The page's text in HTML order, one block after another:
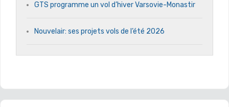
GTS programme un vol d’hiver Varsovie-Monastir
Nouvelair: ses projets vols de l’été 2026